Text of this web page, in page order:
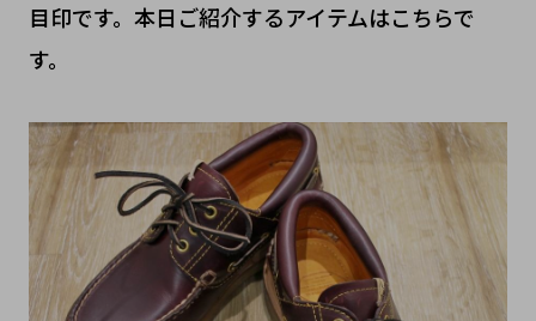
目印です。本日ご紹介するアイテムはこちらで
す。